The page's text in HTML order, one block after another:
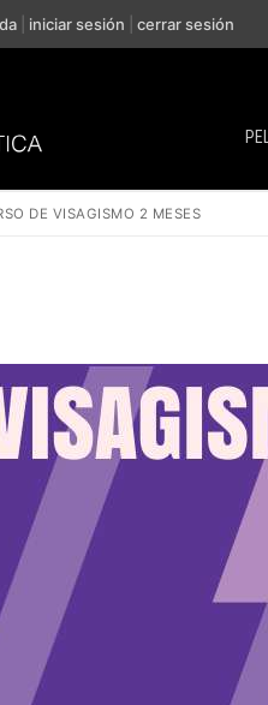
iniciar sesión cerrar sesión
DE VISAGISMO 2 MESES